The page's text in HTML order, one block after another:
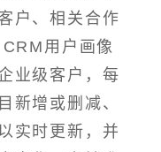
户、相关合作
用户画像
业级客户，每
新增或删减、
实时更新，并